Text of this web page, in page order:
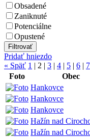
Obsadené
Zaniknuté
Potenciálne
Opustené
Pridať hniezdo
« Späť 1 | 2 | 3 | 4 | 5 | 6 | 7
Foto
Obec
Hankovce
Hankovce
Hankovce
Hažín nad
Hažín nad